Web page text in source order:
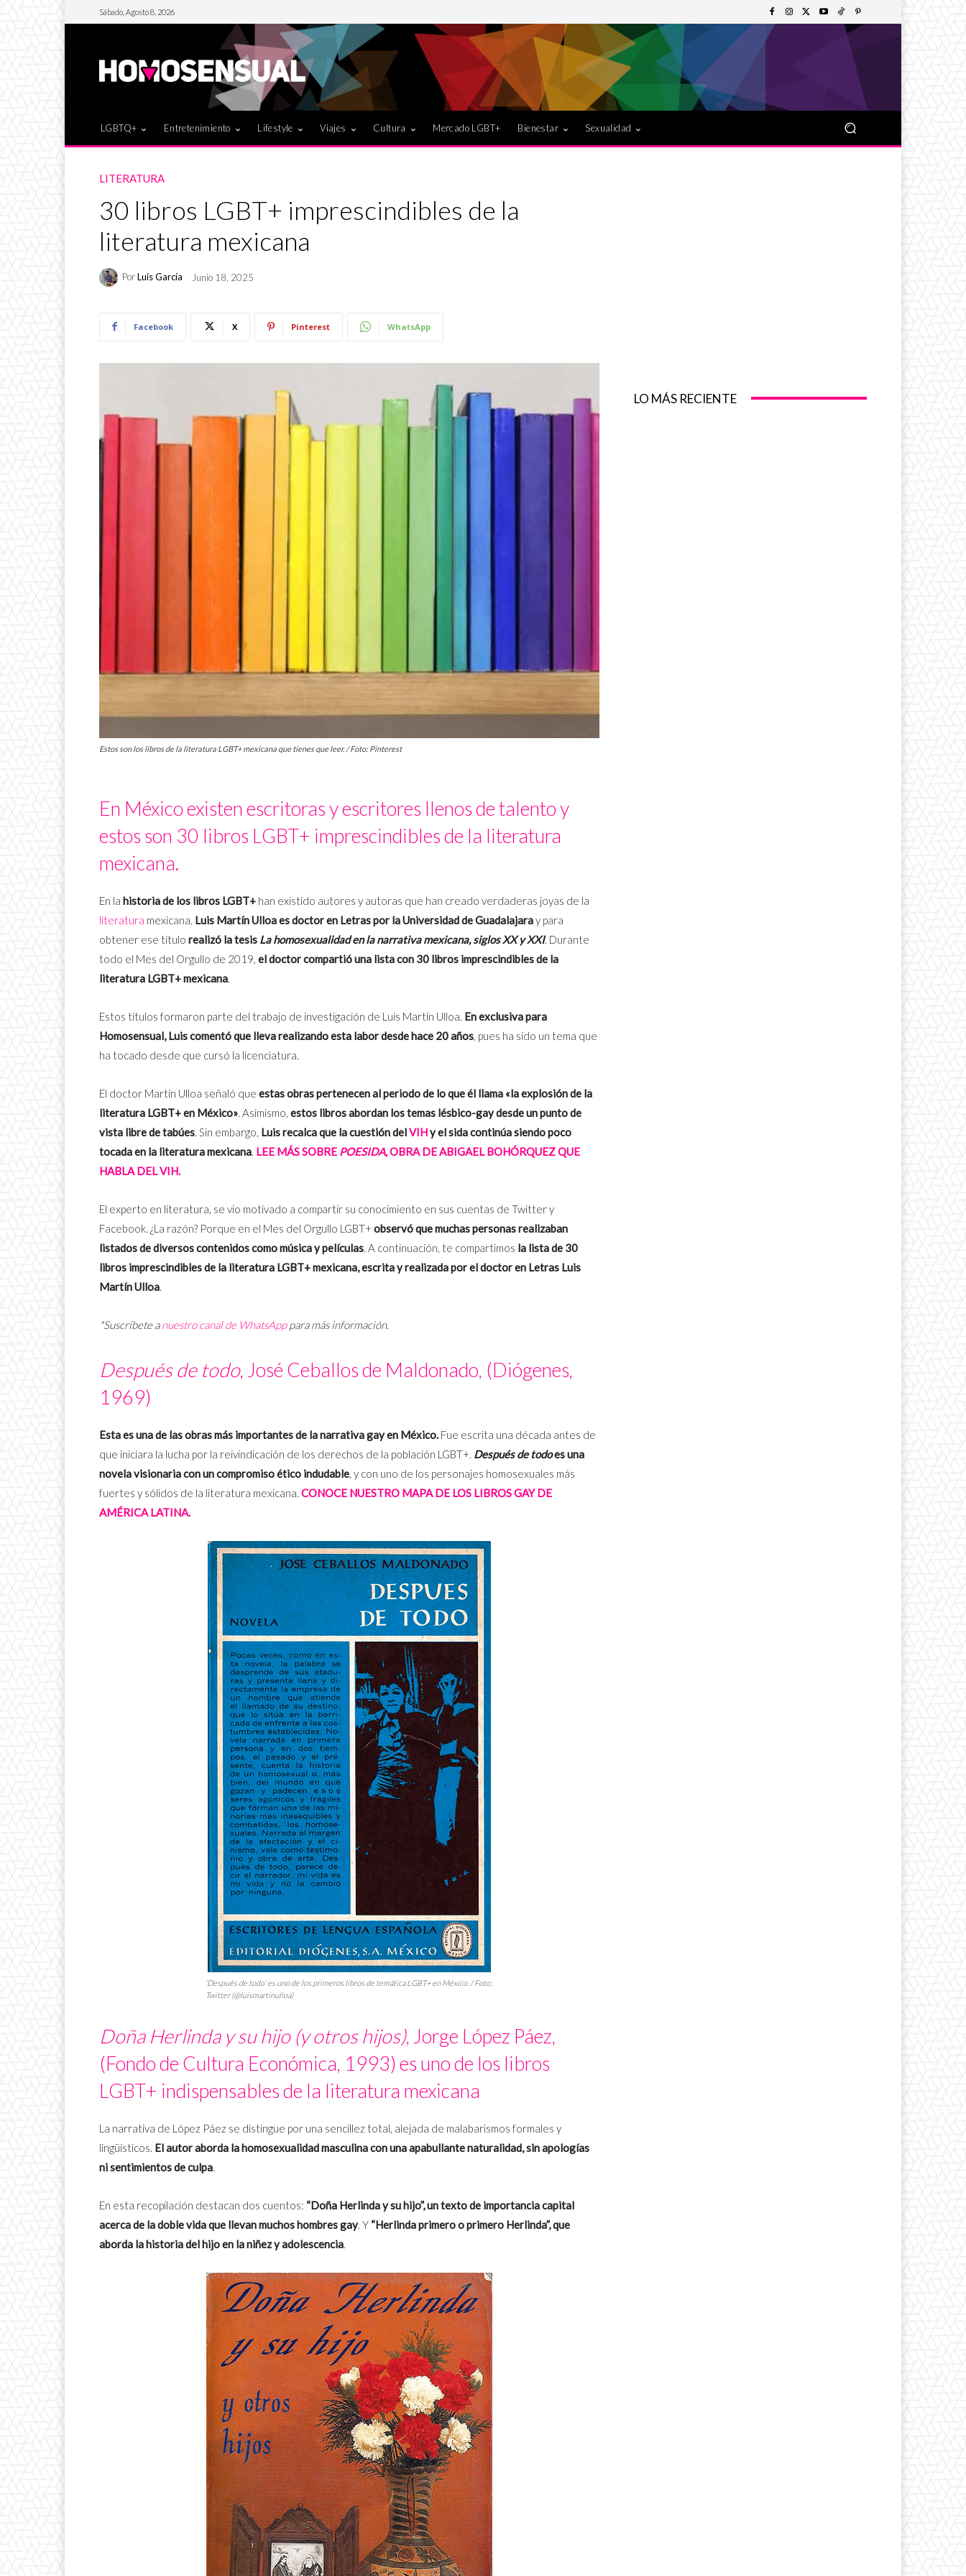
Sábado, Agosto 8, 2026
LGBTQ+ Entretenimiento Lifestyle Viajes Cultura Mercado LGBT+ Bienestar Sexualidad
LITERATURA
30 libros LGBT+ imprescindibles de la
literatura mexicana
PorLuis García Junio 18, 2025
Facebook X Pinterest WhatsApp
Estos son los libros de la literatura LGBT+ mexicana que tienes que leer. / Foto: Pinterest
En México existen escritoras y escritores llenos de talento y
estos son 30 libros LGBT+ imprescindibles de la literatura
mexicana.
En la historia de los libros LGBT+ han existido autores y autoras que han creado verdaderas joyas de la
literatura mexicana. Luis Martín Ulloa es doctor en Letras por la Universidad de Guadalajaray para
obtener ese título realizó la tesis La homosexualidad en la narrativa mexicana, siglos XX y XXI. Durante
todo el Mes del Orgullo de 2019, el doctor compartió una lista con 30 libros imprescindibles de la
literatura LGBT+ mexicana.
Estos títulos formaron parte del trabajo de investigación de Luis Martín Ulloa. En exclusiva para
Homosensual, Luis comentó que lleva realizando esta labor desde hace 20 años, pues ha sido un tema que
ha tocado desde que cursó la licenciatura.
El doctor Martín Ulloa señaló que estas obras pertenecen al periodo de lo que él llama «la explosión de la
literatura LGBT+ en México». Asimismo, estos libros abordan los temas lésbico-gaydesde un punto de
vista libre de tabúes. Sin embargo, Luis recalca que la cuestión delVIHy el sida continúa siendo poco
tocada en la literatura mexicana. LEE MÁS SOBRE POESIDA,OBRA DE ABIGAEL BOHÓRQUEZ QUE
HABLA DEL VIH.
El experto en literatura, se vio motivado a compartir su conocimiento en sus cuentas de Twitter y
Facebook. ¿La razón? Porque en el Mes del Orgullo LGBT+ observó que muchas personas realizaban
listados de diversos contenidos como música y películas. A continuación, te compartimos la lista de 30
libros imprescindibles de la literatura LGBT+ mexicana, escrita y realizada por el doctor en Letras Luis
Martín Ulloa.
*Suscríbete anuestro canal de WhatsApppara más información.
Después de todo, José Ceballos de Maldonado, (Diógenes,
1969)
Esta es una de las obras más importantes de la narrativa gay en México. Fue escrita una década antes de
que iniciara la lucha por la reivindicación de los derechos de la población LGBT+. Después de todoes una
novela visionaria con un compromiso ético indudable, y con uno de los personajes homosexuales más
fuertes y sólidos de la literatura mexicana. CONOCE NUESTRO MAPA DE LOS LIBROS GAY DE
AMÉRICA LATINA.
‘Después de todo’es uno de los primeros libros de temática LGBT+ en México. / Foto:
Twitter (@luismartinulloa)
Doña Herlinda y su hijo (y otros hijos), Jorge López Páez,
(Fondo de Cultura Económica, 1993) es uno de los libros
LGBT+ indispensables de la literatura mexicana
La narrativa de López Páez se distingue por una sencillez total, alejada de malabarismos formales y
lingüísticos. El autor aborda la homosexualidad masculina con una apabullante naturalidad, sin apologías
ni sentimientos de culpa.
En esta recopilación destacan dos cuentos: “Doña Herlinda y su hijo”, un texto de importancia capital
acerca de la doble vida que llevan muchos hombres gay. Y “Herlinda primero o primero Herlinda”, que
aborda la historia del hijo en la niñez y adolescencia.
LO MÁS RECIENTE